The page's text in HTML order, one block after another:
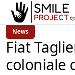
News
Fiat
coloniale